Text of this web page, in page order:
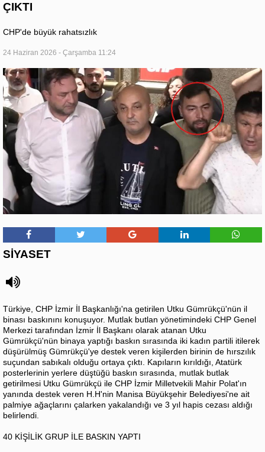
ÇIKTI
CHP'de büyük rahatsızlık
24 Haziran 2026 - Çarşamba 11:24
SİYASET
Türkiye, CHP İzmir İl Başkanlığı'na getirilen Utku Gümrükçü'nün il
binası baskınını konuşuyor. Mutlak butlan yönetimindeki CHP Genel
Merkezi tarafından İzmir İl Başkanı olarak atanan Utku
Gümrükçü'nün binaya yaptığı baskın sırasında iki kadın partili itilerek
düşürülmüş Gümrükçü'ye destek veren kişilerden birinin de hırszılık
suçundan sabıkalı olduğu ortaya çıktı. Kapıların kırıldığı, Atatürk
posterlerinin yerlere düştüğü baskın sırasında, mutlak butlak
getirilmesi Utku Gümrükçü ile CHP İzmir Milletvekili Mahir Polat'ın
yanında destek veren H.H'nin Manisa Büyükşehir Belediyesi'ne ait
palmiye ağaçlarını çalarken yakalandığı ve 3 yıl hapis cezası aldığı
belirlendi.
40 KİŞİLİK GRUP İLE BASKIN YAPTI